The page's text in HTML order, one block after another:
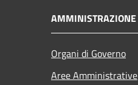
AMMINISTRAZIONE
Organi di Governo
Aree Amministrative